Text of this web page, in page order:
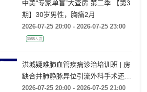
中美“专家单盲”大查房 第二季 【第3
期】30岁男性，胸痛2月
2026-07-25 20:00 - 2026-07-25 23:00
3058人次
洪城疑难肺血管疾病诊治培训班 | 房
缺合并肺静脉异位引流外科手术还是
药物保守治疗?
2026-07-25 20:00 - 2026-07-25 21:00